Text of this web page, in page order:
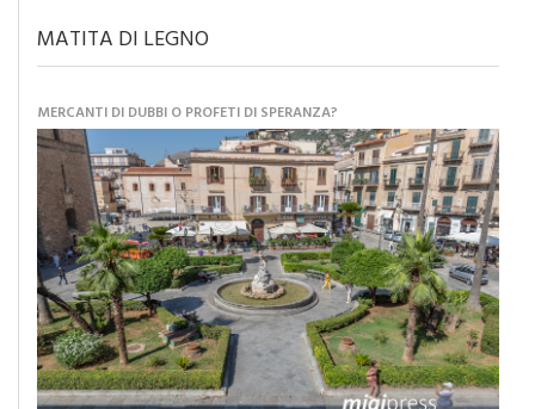
MATITA DI LEGNO
MERCANTI DI DUBBI O PROFETI DI SPERANZA?